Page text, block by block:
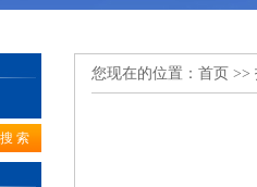
您现在的位置： 首页 >>